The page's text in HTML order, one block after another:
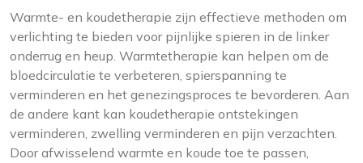
Warmte- en koudetherapie zijn effectieve methoden om
verlichting te bieden voor pijnlijke spieren in de linker
onderrug en heup. Warmtetherapie kan helpen om de
bloedcirculatie te verbeteren, spierspanning te
verminderen en het genezingsproces te bevorderen. Aan
de andere kant kan koudetherapie ontstekingen
verminderen, zwelling verminderen en pijn verzachten.
Door afwisselend warmte en koude toe te passen,